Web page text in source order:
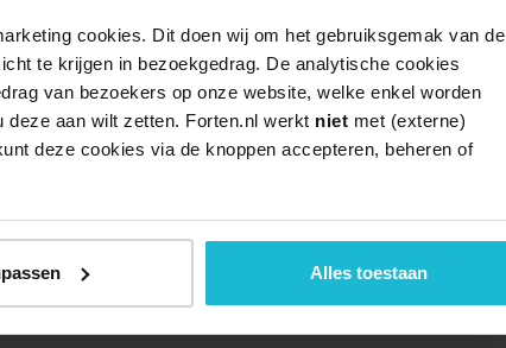
cookies. Dit doen wij om het gebruiksgemak van de
te krijgen in bezoekgedrag. De analytische cookies
van bezoekers op onze website, welke enkel worden
aan wilt zetten. Forten.nl werkt niet met (externe)
deze cookies via de knoppen accepteren, beheren of
Alles toestaan